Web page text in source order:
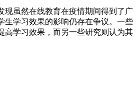
现虽然在线教育在疫情期间得到了广
生学习效果的影响仍存在争议。一些
高学习效果，而另一些研究则认为其